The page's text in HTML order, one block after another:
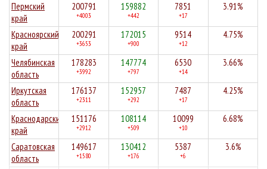
Пермский
край
200791
+4003
159882
+442
7851
+17
3.91%
Красноярский
край
200291
+3653
172015
+900
9514
+12
4.75%
Челябинская
область
178283
+3992
147774
+797
6530
+14
3.66%
Иркутская
область
176137
+2311
152957
+292
7487
+17
4.25%
Краснодарский
край
151176
+2912
108114
+509
10099
+10
6.68%
Саратовская
область
149617
+1580
130412
+176
5387
+6
3.6%